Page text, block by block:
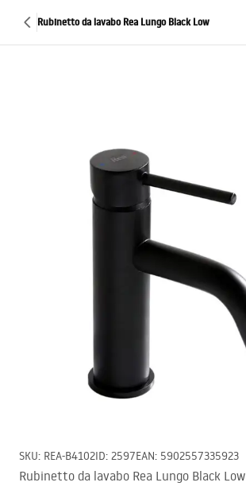
Rubinetto da lavabo Rea Lungo Black Low
SKU: REA-B4102ID: 2597EAN: 5902557335923
Rubinetto da lavabo Rea Lungo Black Low